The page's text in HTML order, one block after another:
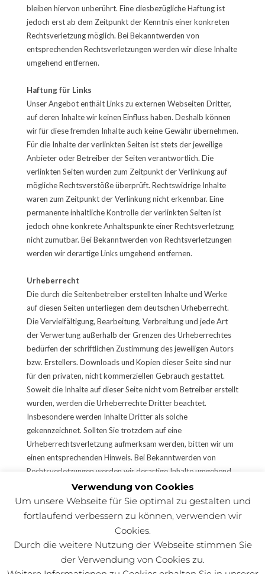
bleiben hiervon unberührt. Eine diesbezügliche Haftung ist
jedoch erst ab dem Zeitpunkt der Kenntnis einer konkreten
Rechtsverletzung möglich. Bei Bekanntwerden von
entsprechenden Rechtsverletzungen werden wir diese Inhalte
umgehend entfernen.
Haftung für Links
Unser Angebot enthält Links zu externen Webseiten Dritter,
auf deren Inhalte wir keinen Einfluss haben. Deshalb können
wir für diese fremden Inhalte auch keine Gewähr übernehmen.
Für die Inhalte der verlinkten Seiten ist stets der jeweilige
Anbieter oder Betreiber der Seiten verantwortlich. Die
verlinkten Seiten wurden zum Zeitpunkt der Verlinkung auf
mögliche Rechtsverstöße überprüft. Rechtswidrige Inhalte
waren zum Zeitpunkt der Verlinkung nicht erkennbar. Eine
permanente inhaltliche Kontrolle der verlinkten Seiten ist
jedoch ohne konkrete Anhaltspunkte einer Rechtsverletzung
nicht zumutbar. Bei Bekanntwerden von Rechtsverletzungen
werden wir derartige Links umgehend entfernen.
Urheberrecht
Die durch die Seitenbetreiber erstellten Inhalte und Werke
auf diesen Seiten unterliegen dem deutschen Urheberrecht.
Die Vervielfältigung, Bearbeitung, Verbreitung und jede Art
der Verwertung außerhalb der Grenzen des Urheberrechtes
bedürfen der schriftlichen Zustimmung des jeweiligen Autors
bzw. Erstellers. Downloads und Kopien dieser Seite sind nur
für den privaten, nicht kommerziellen Gebrauch gestattet.
Soweit die Inhalte auf dieser Seite nicht vom Betreiber erstellt
wurden, werden die Urheberrechte Dritter beachtet.
Insbesondere werden Inhalte Dritter als solche
gekennzeichnet. Sollten Sie trotzdem auf eine
Urheberrechtsverletzung aufmerksam werden, bitten wir um
einen entsprechenden Hinweis. Bei Bekanntwerden von
Rechtsverletzungen werden wir derartige Inhalte umgehend
( Quelle:e-recht24.de)
Verwendung von Cookies
Um unsere Webseite für Sie optimal zu gestalten und
fortlaufend verbessern zu können, verwenden wir
Cookies.
Durch die weitere Nutzung der Webseite stimmen Sie
der Verwendung von Cookies zu.